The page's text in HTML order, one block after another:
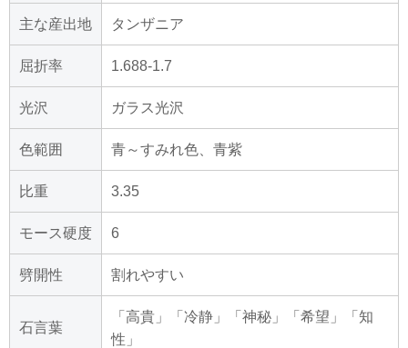
主な産出地 タンザニア
屈折率 1.688-1.7
光沢 ガラス光沢
色範囲 青～すみれ色、青紫
比重 3.35
モース硬度 6
劈開性 割れやすい
石言葉
「高貴」「冷静」「神秘」「希望」「知
性」